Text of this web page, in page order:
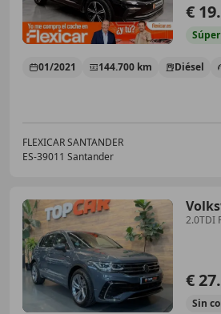
€
Súper
01/2021 144.700 km Diésel
FLEXICAR SANTANDER
ES-39011 Santander
2.0TDI
€
Sin